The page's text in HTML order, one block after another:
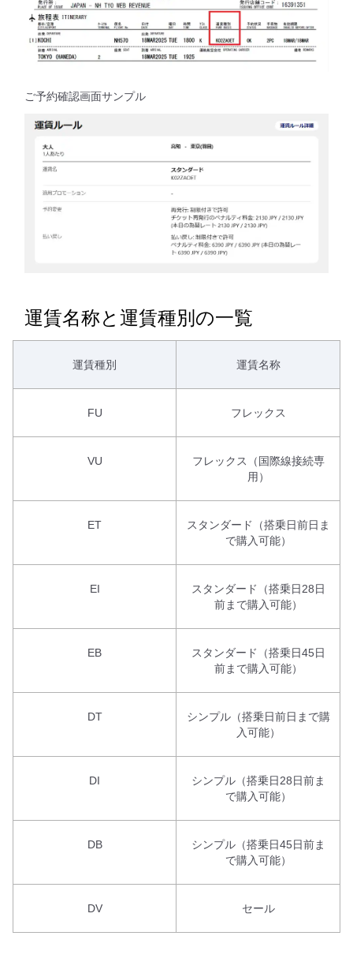
ご予約確認画面サンプル
運賃名称と運賃種別の一覧
運賃種別 運賃名称
FU フレックス
VU
フレックス（国際線接続専
用）
ET
スタンダード（搭乗日前日ま
で購入可能）
EI
スタンダード（搭乗日28日
前まで購入可能）
EB
スタンダード（搭乗日45日
前まで購入可能）
DT
シンプル（搭乗日前日まで購
入可能）
DI
シンプル（搭乗日28日前ま
で購入可能）
DB
シンプル（搭乗日45日前ま
で購入可能）
DV セール